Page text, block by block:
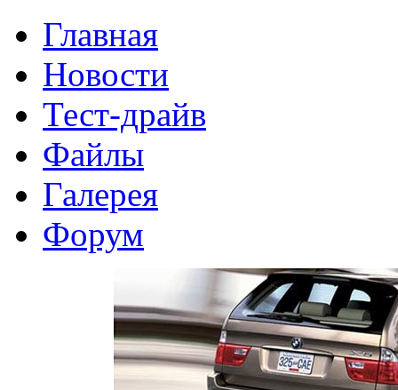
Главная
Новости
Тест-драйв
Файлы
Галерея
Форум